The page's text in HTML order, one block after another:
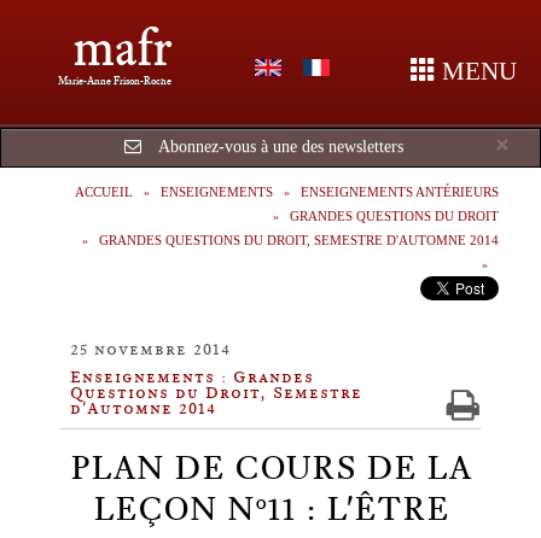
mafr
Marie-Anne Frison-Roche MENU
×
Abonnez-vous à une des newsletters
ACCUEIL ENSEIGNEMENTS
ENSEIGNEMENTS ANTÉRIEURS
GRANDES QUESTIONS DU DROIT
GRANDES QUESTIONS DU DROIT, SEMESTRE D'AUTOMNE 2014
25 novembre 2014
Enseignements : Grandes
Questions du Droit, Semestre
d'Automne 2014
PLAN DE COURS DE LA
LEÇON N°11 : L'ÊTRE